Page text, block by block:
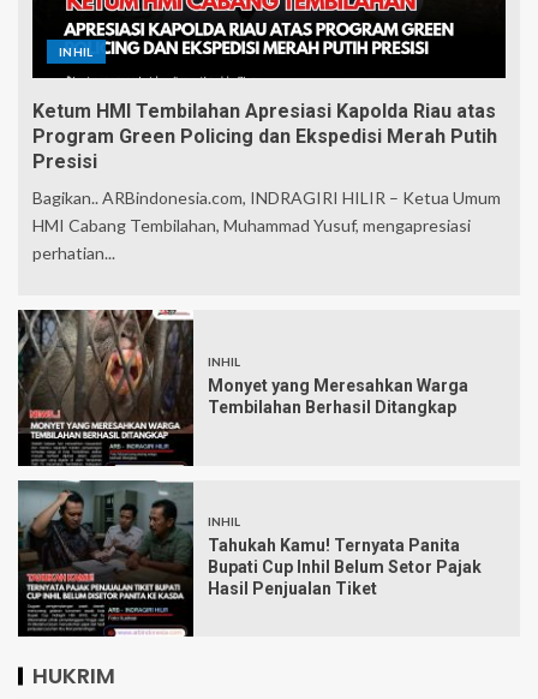
INHIL
Ketum HMI Tembilahan Apresiasi Kapolda Riau atas
Program Green Policing dan Ekspedisi Merah Putih
Presisi
Bagikan.. ARBindonesia.com, INDRAGIRI HILIR – Ketua Umum
HMI Cabang Tembilahan, Muhammad Yusuf, mengapresiasi
perhatian...
INHIL
Monyet yang Meresahkan Warga
Tembilahan Berhasil Ditangkap
INHIL
Tahukah Kamu! Ternyata Panita
Bupati Cup Inhil Belum Setor Pajak
Hasil Penjualan Tiket
HUKRIM